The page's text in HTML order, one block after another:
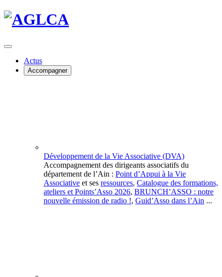
Actus
Accompagner
Développement de la Vie Associative (DVA)
Accompagnement des dirigeants associatifs du
département de l’Ain : Point d’Appui à la Vie
Associative et ses ressources, Catalogue des formations,
ateliers et Points’Asso 2026, BRUNCH’ASSO : notre
nouvelle émission de radio !, Guid’Asso dans l’Ain ...